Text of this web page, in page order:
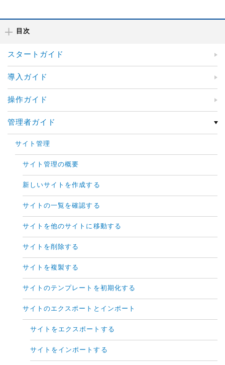
目次
スタートガイド
導入ガイド
操作ガイド
管理者ガイド
サイト管理
サイト管理の概要
新しいサイトを作成する
サイトの一覧を確認する
サイトを他のサイトに移動する
サイトを削除する
サイトを複製する
サイトのテンプレートを初期化する
サイトのエクスポートとインポート
サイトをエクスポートする
サイトをインポートする